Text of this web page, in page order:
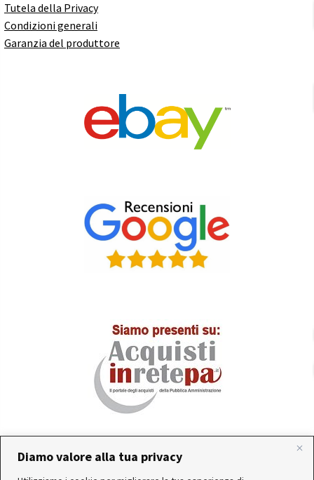
Diamo valore alla tua privacy
In occasione delle FERIE ESTIVE, alcune aziende
Tutela della Privacy
Condizioni generali
Garanzia del produttore